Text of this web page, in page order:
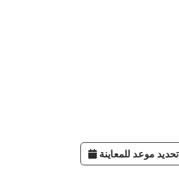
تحديد موعد للمعاينة